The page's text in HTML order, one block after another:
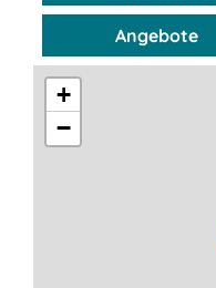
KarteAngebote
+
−